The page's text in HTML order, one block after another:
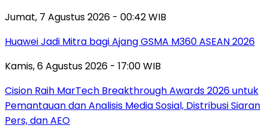
Jumat, 7 Agustus 2026 - 00:42 WIB
Huawei Jadi Mitra bagi Ajang GSMA M360 ASEAN 2026
Kamis, 6 Agustus 2026 - 17:00 WIB
Cision Raih MarTech Breakthrough Awards 2026 untuk
Pemantauan dan Analisis Media Sosial, Distribusi Siaran
Pers, dan AEO